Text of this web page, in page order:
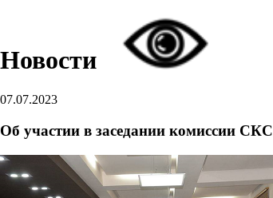
Новости
07.07.2023
Об участии в заседании комиссии